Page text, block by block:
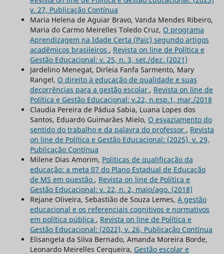
v. 27, Publicação Contínua
Maria Helena de Aguiar Bravo, Vanda Mendes Ribeiro,
Maria do Carmo Meirelles Toledo Cruz, O programa
Aprendizagem na Idade Certa (Paic) segundo artigos
acadêmicos brasileiros , Revista on line de Política e
Gestão Educacional: v. 25, n. 3, set./dez. (2021)
Jardelino Menegat, Dirleia Fanfa Sarmento, Mary
Rangel, O direito à educação de qualidade e suas
decorrências para a gestão escolar , Revista on line de
Política e Gestão Educacional: v.22, n.esp.1, mar./2018
Claudia Pereira de Pádua Sabia, Luana Lopes dos
Santos, Eduardo Guimarães Mielo, O esvaziamento do
sentido do trabalho e da palavra do professor , Revista
on line de Política e Gestão Educacional: (2025), v. 29,
Publicação Contínua
Milene Dias Amorim, Políticas de qualificação da
educação: a meta 07 do Plano Estadual de Educação
de MS em questão , Revista on line de Política e
Gestão Educacional: v. 22, n. 2, maio/ago. (2018)
Rejane Oliveira, Sebastião de Souza Lemes, A gestão
educacional e os referenciais cognitivos e normativos
em política pública , Revista on line de Política e
Gestão Educacional: (2022), v. 26, Publicação Contínua
Elisangela da Silva Bernado, Amanda Moreira Borde,
Leonardo Meirelles Cerqueira, Gestão escolar e